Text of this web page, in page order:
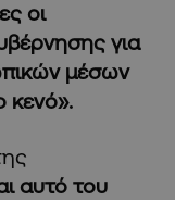
οι
για
μέσων
κενό».
αυτό του